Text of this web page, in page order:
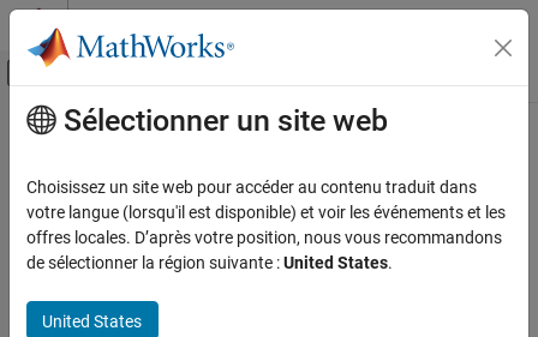
Passer au contenu
Activer/désactiver l'affichage du menu
Accueil de la documentation
Contenu principal
How useful was this information?
Sélectionner un site web
Choisissez un site web pour accéder au contenu traduit dans
votre langue (lorsqu'il est disponible) et voir les événements et les
offres locales. D’après votre position, nous vous recommandons
de sélectionner la région suivante :United States.
United States